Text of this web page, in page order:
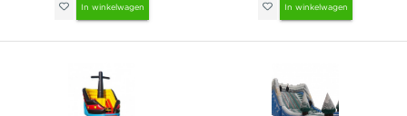
In winkelwagen In winkelwagen